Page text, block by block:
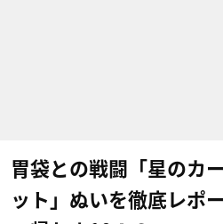
胃袋との戦闘「星のカ
ット」ぬいを徹底レポ